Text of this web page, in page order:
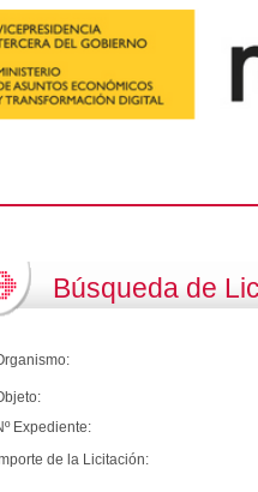
Búsqueda de
Expediente:
de la Licitación: